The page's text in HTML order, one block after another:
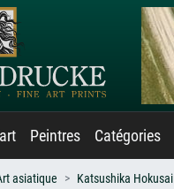
Peintres Catégories
asiatique Katsushika Hokusai